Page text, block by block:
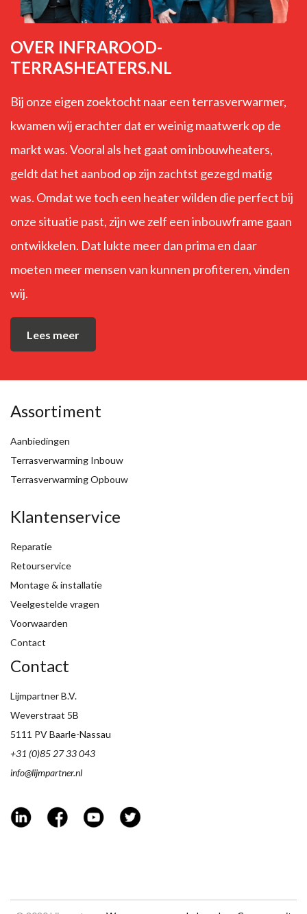
OVER INFRAROOD-
TERRASHEATERS.NL
Bij onze eigen zoektocht naar een terrasverwarmer,
kwamen wij erachter dat er weinig maatwerk op de
markt was. Vooral als het gaat om inbouwheaters,
geldt dat het aanbod op zijn zachtst gezegd matig
was. Omdat we toch een heater wilden die perfect bij
onze situatie past, zijn we zelf een inbouwframe gaan
ontwikkelen. Dat lukte meer dan prima en daar
moeten meer mensen van kunnen profiteren, vinden
wij.
Lees meer
Assortiment
Aanbiedingen
Terrasverwarming Inbouw
Terrasverwarming Opbouw
Klantenservice
Reparatie
Retourservice
Montage & installatie
Veelgestelde vragen
Voorwaarden
Contact
Contact
Lijmpartner B.V.
Weverstraat 5B
5111 PV Baarle-Nassau
+31 (0)85 27 33 043
info@lijmpartner.nl